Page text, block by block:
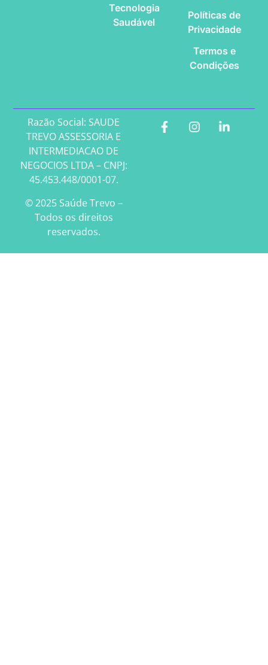
Tecnologia
Saudável
Políticas de
Privacidade
Termos e
Condições
Razão Social: SAUDE
TREVO ASSESSORIA E
INTERMEDIACAO DE
NEGOCIOS LTDA – CNPJ:
45.453.448/0001-07.
© 2025 Saúde Trevo –
Todos os direitos
reservados.